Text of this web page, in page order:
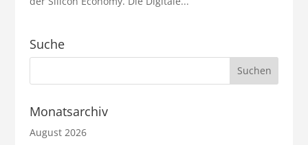
Suche
Monatsarchiv
August 2026